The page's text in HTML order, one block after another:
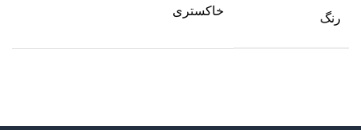
رنگ
خاکستری